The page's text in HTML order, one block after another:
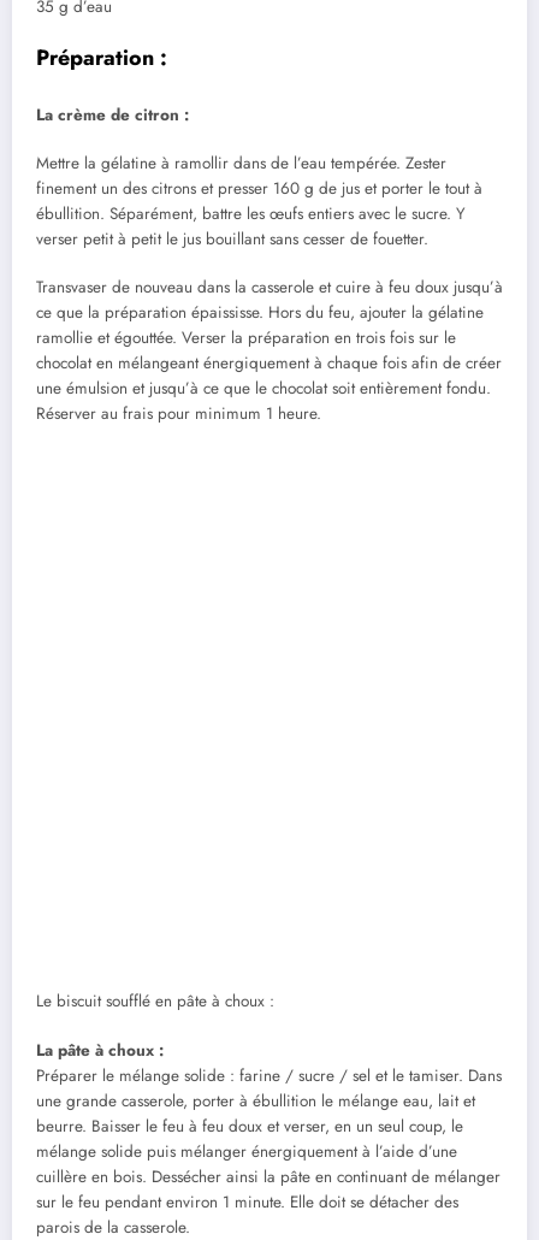
35 g d’eau
Préparation :
La crème de citron :
Mettre la gélatine à ramollir dans de l’eau tempérée. Zester
finement un des citrons et presser 160 g de jus et porter le tout à
ébullition. Séparément, battre les œufs entiers avec le sucre. Y
verser petit à petit le jus bouillant sans cesser de fouetter.
Transvaser de nouveau dans la casserole et cuire à feu doux jusqu’à
ce que la préparation épaississe. Hors du feu, ajouter la gélatine
ramollie et égouttée. Verser la préparation en trois fois sur le
chocolat en mélangeant énergiquement à chaque fois afin de créer
une émulsion et jusqu’à ce que le chocolat soit entièrement fondu.
Réserver au frais pour minimum 1 heure.
Le biscuit soufflé en pâte à choux :
La pâte à choux :
Préparer le mélange solide : farine / sucre / sel et le tamiser. Dans
une grande casserole, porter à ébullition le mélange eau, lait et
beurre. Baisser le feu à feu doux et verser, en un seul coup, le
mélange solide puis mélanger énergiquement à l’aide d’une
cuillère en bois. Dessécher ainsi la pâte en continuant de mélanger
sur le feu pendant environ 1 minute. Elle doit se détacher des
parois de la casserole.